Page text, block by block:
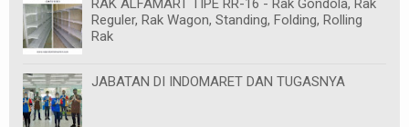
RAK ALFAMART TIPE RR-16 - Rak Gondola, Rak
Reguler, Rak Wagon, Standing, Folding, Rolling
Rak
JABATAN DI INDOMARET DAN TUGASNYA